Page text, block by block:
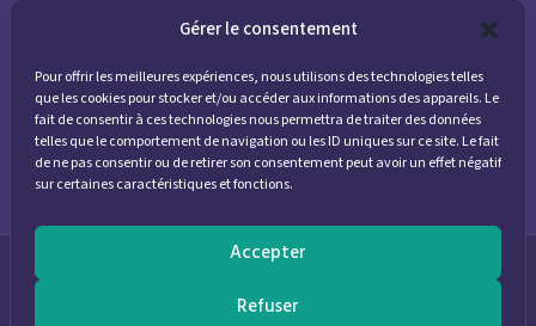
Gérer le consentement
Pour offrir les meilleures expériences, nous utilisons des technologies telles
que les cookies pour stocker et/ou accéder aux informations des appareils. Le
fait de consentir à ces technologies nous permettra de traiter des données
telles que le comportement de navigation ou les ID uniques sur ce site. Le fait
de ne pas consentir ou de retirer son consentement peut avoir un effet négatif
sur certaines caractéristiques et fonctions.
Accepter
Refuser
J'accepte de recevoir des emails marketing conformément à la
politique de confidentialité
Parapharmacie Provence— Pharmacie des Bastides